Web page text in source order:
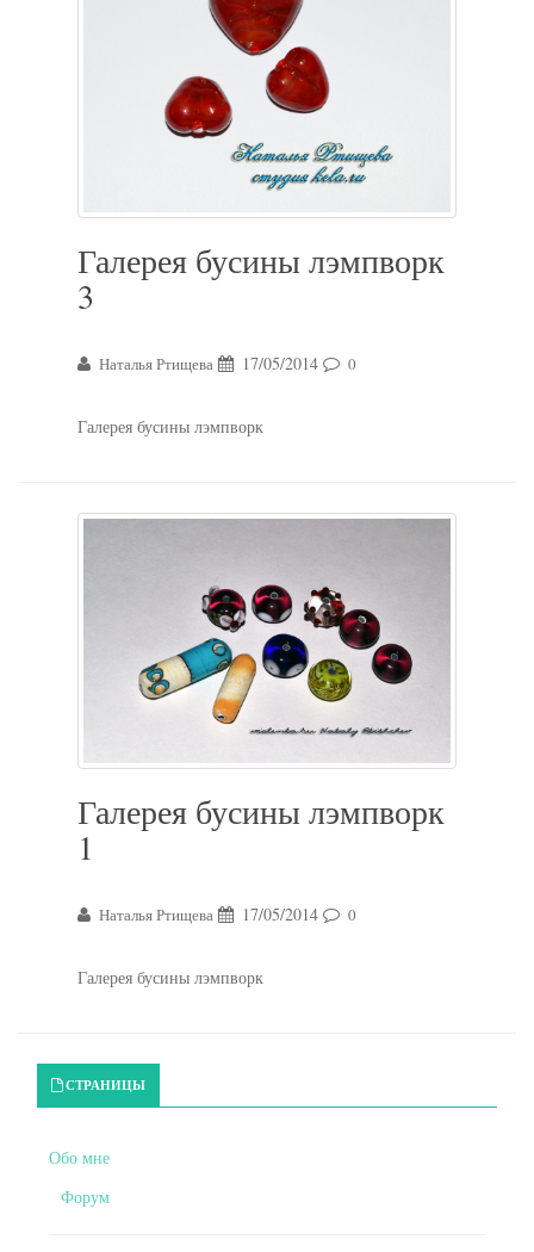
Галерея бусины лэмпворк
3
Наталья Ртищева 17/05/2014 0
Галерея бусины лэмпворк
Галерея бусины лэмпворк
1
Наталья Ртищева 17/05/2014 0
Галерея бусины лэмпворк
Primary Sidebar
СТРАНИЦЫ
Обо мне
Форум